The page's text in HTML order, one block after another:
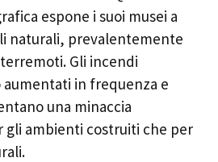
espone i suoi musei a
naturali, prevalentemente
Gli incendi
aumentati in frequenza e
una minaccia
gli ambienti costruiti che per